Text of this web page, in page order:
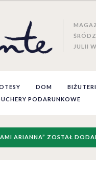
JULII
DOM
PODARUNKOWE
ARIANNA” ZOSTAŁ